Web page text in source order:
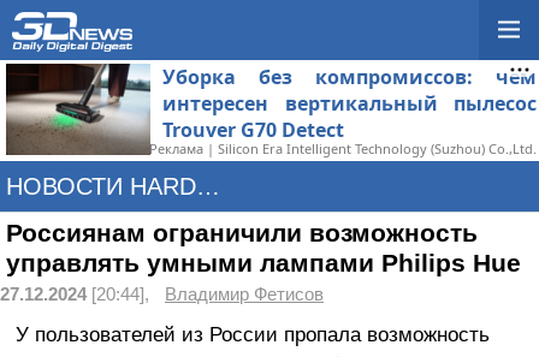
Уборка без компромиссов: чем
интересен вертикальный пылесос
Trouver G70 Detect
Реклама | Silicon Era Intelligent Technology (Suzhou) Co.,Ltd.
НОВОСТИ HARDWARE
Россиянам ограничили возможность
управлять умными лампами Philips Hue
27.12.2024[20:44], Владимир Фетисов
У пользователей из России пропала возможность